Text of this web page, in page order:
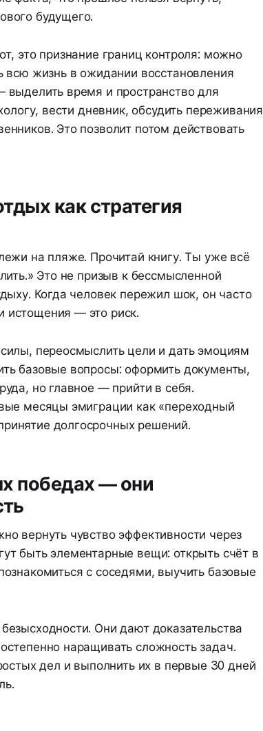
будущего.
это признание границ контроля: можно
всю жизнь в ожидании восстановления
время и пространство для
вести дневник, обсудить переживания
Это позволит потом действовать
как стратегия
на пляже. Прочитай книгу. Ты уже всё
Это не призыв к бессмысленной
Когда человек пережил шок, он часто
истощения — это риск.
переосмыслить цели и дать эмоциям
базовые вопросы: оформить документы,
но главное — прийти в себя.
месяцы эмиграции как «переходный
долгосрочных решений.
победах — они
вернуть чувство эффективности через
быть элементарные вещи: открыть счёт в
с соседями, выучить базовые
Они дают доказательства
наращивать сложность задач.
дел и выполнить их в первые 30 дней